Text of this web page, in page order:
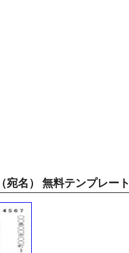
宛名） 無料テンプレート